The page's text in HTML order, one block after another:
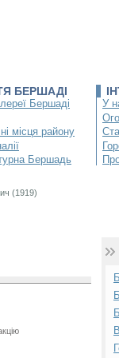
БЕРШАДІ
Бершаді
місця району
Бершадь
У
(1919)